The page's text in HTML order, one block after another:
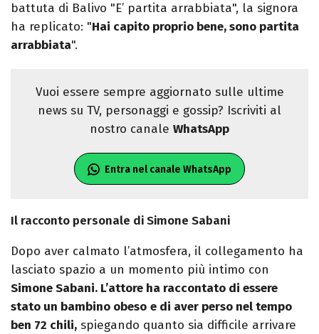
battuta di Balivo "E’ partita arrabbiata", la signora
ha replicato: "Hai capito proprio bene, sono partita
arrabbiata".
Vuoi essere sempre aggiornato sulle ultime
news su TV, personaggi e gossip? Iscriviti al
nostro canale WhatsApp
Entra nel canale WhatsApp
Il racconto personale di Simone Sabani
Dopo aver calmato l’atmosfera, il collegamento ha
lasciato spazio a un momento più intimo con
Simone Sabani. L’attore ha raccontato di essere
stato un bambino obeso e di aver perso nel tempo
ben 72 chili, spiegando quanto sia difficile arrivare